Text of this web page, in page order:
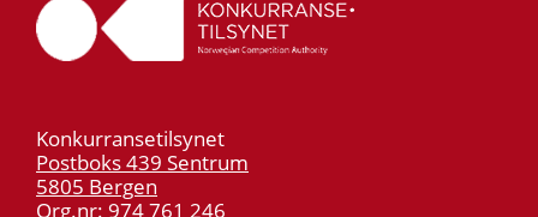
Konkurransetilsynet
Postboks 439 Sentrum
5805 Bergen
Org.nr: 974 761 246